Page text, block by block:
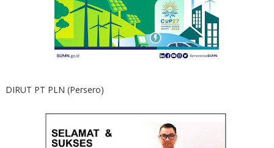
DIRUT PT PLN (Persero)